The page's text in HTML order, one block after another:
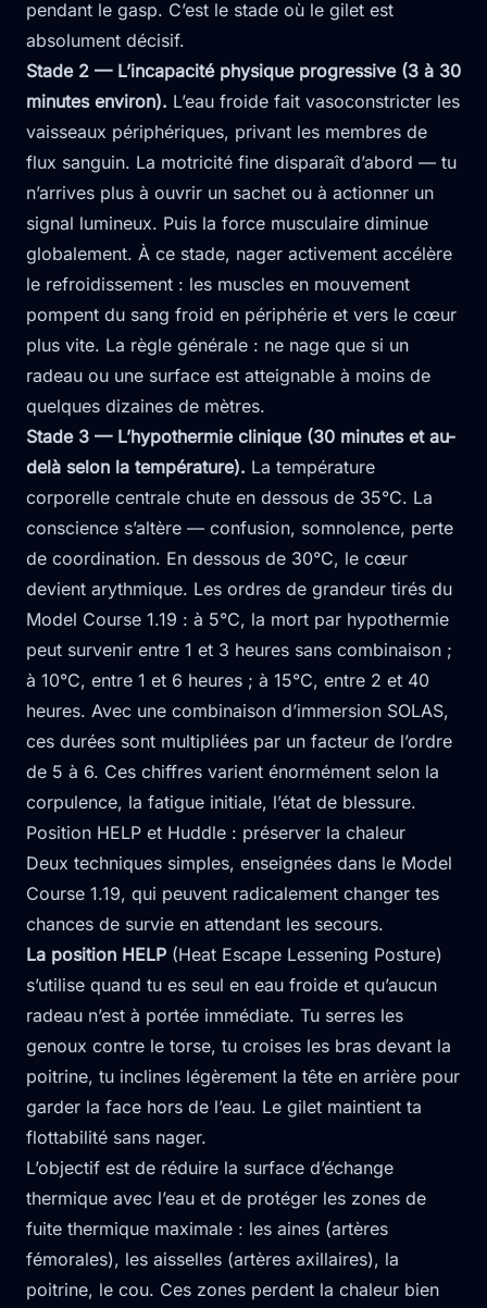
pendant le gasp. C’est le stade où le gilet est
absolument décisif.
Stade 2 — L’incapacité physique progressive (3 à 30
minutes environ). L’eau froide fait vasoconstricter les
vaisseaux périphériques, privant les membres de
flux sanguin. La motricité fine disparaît d’abord — tu
n’arrives plus à ouvrir un sachet ou à actionner un
signal lumineux. Puis la force musculaire diminue
globalement. À ce stade, nager activement accélère
le refroidissement : les muscles en mouvement
pompent du sang froid en périphérie et vers le cœur
plus vite. La règle générale : ne nage que si un
radeau ou une surface est atteignable à moins de
quelques dizaines de mètres.
Stade 3 — L’hypothermie clinique (30 minutes et au-
delà selon la température). La température
corporelle centrale chute en dessous de 35°C. La
conscience s’altère — confusion, somnolence, perte
de coordination. En dessous de 30°C, le cœur
devient arythmique. Les ordres de grandeur tirés du
Model Course 1.19 : à 5°C, la mort par hypothermie
peut survenir entre 1 et 3 heures sans combinaison ;
à 10°C, entre 1 et 6 heures ; à 15°C, entre 2 et 40
heures. Avec une combinaison d’immersion SOLAS,
ces durées sont multipliées par un facteur de l’ordre
de 5 à 6. Ces chiffres varient énormément selon la
corpulence, la fatigue initiale, l’état de blessure.
Position HELP et Huddle : préserver la chaleur
Deux techniques simples, enseignées dans le Model
Course 1.19, qui peuvent radicalement changer tes
chances de survie en attendant les secours.
La position HELP (Heat Escape Lessening Posture)
s’utilise quand tu es seul en eau froide et qu’aucun
radeau n’est à portée immédiate. Tu serres les
genoux contre le torse, tu croises les bras devant la
poitrine, tu inclines légèrement la tête en arrière pour
garder la face hors de l’eau. Le gilet maintient ta
flottabilité sans nager.
L’objectif est de réduire la surface d’échange
thermique avec l’eau et de protéger les zones de
fuite thermique maximale : les aines (artères
fémorales), les aisselles (artères axillaires), la
poitrine, le cou. Ces zones perdent la chaleur bien